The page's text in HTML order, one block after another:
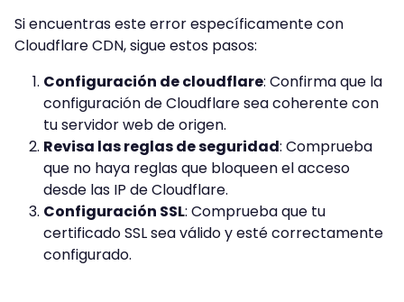
Si encuentras este error específicamente con
Cloudflare CDN, sigue estos pasos:
Configuración de cloudflare: Confirma que la
configuración de Cloudflare sea coherente con
tu servidor web de origen.
Revisa las reglas de seguridad: Comprueba
que no haya reglas que bloqueen el acceso
desde las IP de Cloudflare.
Configuración SSL: Comprueba que tu
certificado SSL sea válido y esté correctamente
configurado.